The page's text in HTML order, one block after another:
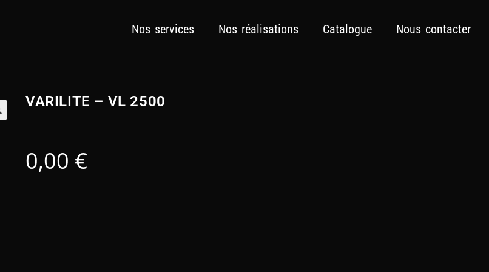
Nos services Nos réalisations Catalogue Nous contacter
VARILITE – VL 2500
0,00 €